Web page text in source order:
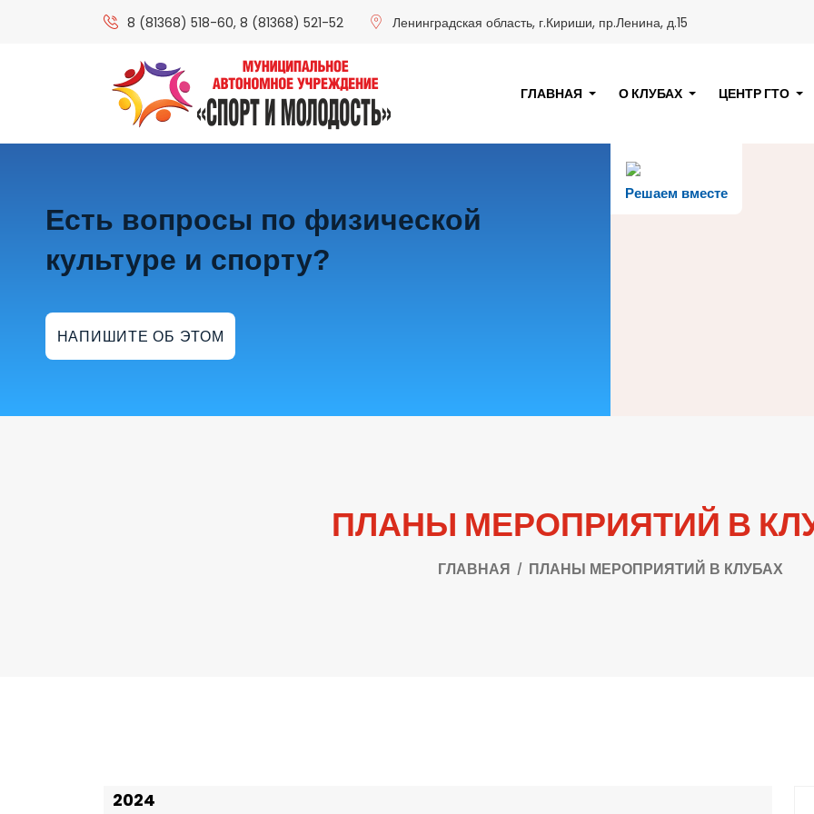
8 (81368) 518-60, 8 (81368) 521-52 Ленинградская область, г.Кириши, пр.Ленина, д.15
ГЛАВНАЯ О КЛУБАХ ЦЕНТР ГТО
Решаем вместе
Есть вопросы по физической
культуре и спорту?
НАПИШИТЕ ОБ ЭТОМ
ПЛАНЫ МЕРОПРИЯТИЙ В
ГЛАВНАЯ ПЛАНЫ МЕРОПРИЯТИЙ В КЛУБАХ
2024